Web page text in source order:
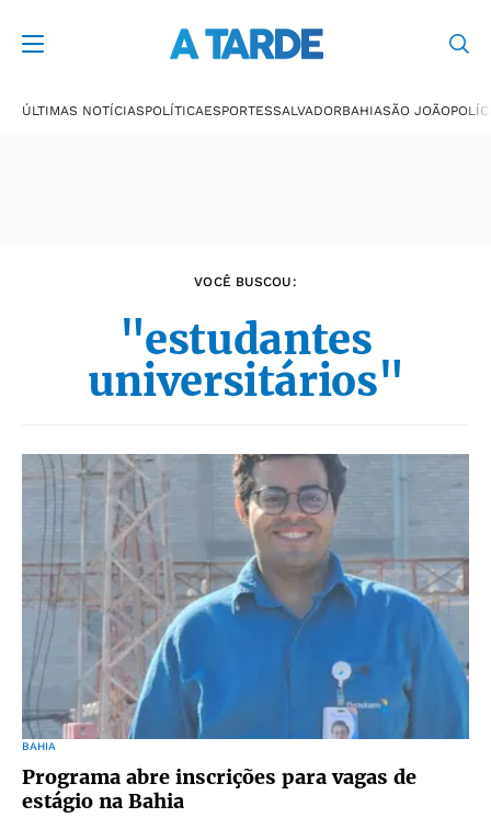
ÚLTIMAS NOTÍCIASPOLÍTICAESPORTESSALVADORBAHIASÃO JOÃO
VOCÊ BUSCOU:
"estudantes
universitários"
BAHIA
Programa abre inscrições para vagas de
estágio na Bahia